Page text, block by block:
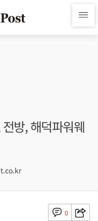
방, 해덕파워웨
0